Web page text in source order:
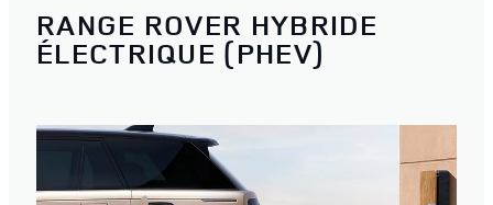
RANGE ROVER HYBRIDE
ÉLECTRIQUE (PHEV)